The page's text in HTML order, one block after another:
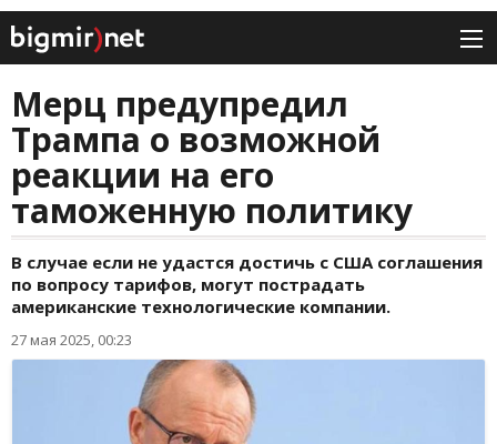
Мерц предупредил
Трампа о возможной
реакции на его
таможенную политику
В случае если не удастся достичь с США соглашения
по вопросу тарифов, могут пострадать
американские технологические компании.
27 мая 2025, 00:23